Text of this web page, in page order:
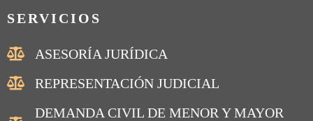
SERVICIOS
ASESORÍA JURÍDICA
REPRESENTACIÓN JUDICIAL
DEMANDA CIVIL DE MENOR Y MAYOR